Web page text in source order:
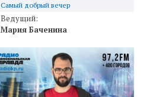
Самый добрый вечер
Ведущий:
Мария Баченина